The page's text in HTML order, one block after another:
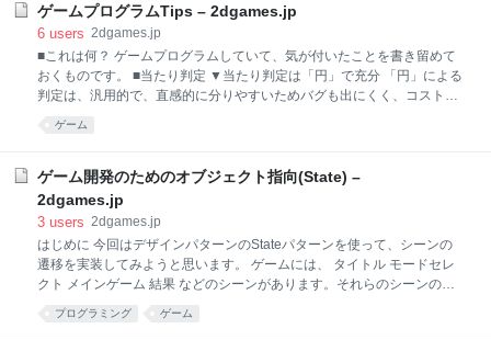
やらないことをやれ 作ったゲームの良い点は次に引き継ぎ、悪い点は改
善せよ これらについて、個人的な意見も加えてより詳しく説明をしてい
きます。 ①一人だけで作るな ゲームは少人数で作ると尖ったゲームにな
りやすいです。しかし一人だけで作ると、理解できない複雑なルール、
分かりにくいゲーム
ゲームプログラムTips – 2dgames.jp
6 users 2dgames.jp
■これは何？ ゲームプログラムしていて、気が付いたことを書き留めて
おくものです。 ■当たり判定 ▼当たり判定は「円」で充分 「円」による
判定は、汎用的で、直感的に分りやすいためバグも出にくく、コストパ
定とかニードル（縦長の弾）など）以外は、「円」で判定を行ったほう
いく 例えば、地形にぶつかった場合押し戻す、という処理を実装する場
合、XY方向の判定をまとめて行うのではなく、 X方向に移動、ぶつかっ
てたら押し戻し Y方向に移動、ぶつかってたら押し戻し というように、
り抜けが起こる場合 以下のどちらかの方法を取ります。 通り抜けが起き
ない移動量になるよう、制限をかける 通り抜けが起きない移動量になる
よう
ゲーム
ゲーム開発のためのオブジェクト指向(State) –
2dgames.jp
3 users 2dgames.jp
はじめに 今回はデザインパターンのStateパターンを使って、シーンの
遷移を実装してみようと思います。 ゲームには、 タイトル モードセレ
クト メインゲーム 結果 などのシーンがあります。それらのシーンの遷
移をオブジェクト指向で実現する方法を解説します。 シーンクラス まず
基底となるISceneクラスを定義します。 /** * シーン基底クラス */ class
プログラミング ゲーム